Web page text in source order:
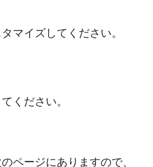
マイズしてください。
ください。
ページにありますので、